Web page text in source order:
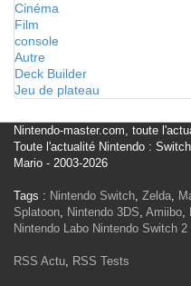
Cinéma
Film
console
Autre
Deck Builder
Jeu de plateau
Nintendo-master.com, toute
Toute l'actualité Nintendo :
Mario - 2003-2026
Tags : Nintendo Switch, Zelda,
Splatoon, Nintendo 3DS, Amiibo,
Nintendo Labo Nintendo Switch 2
RSS Actu, RSS Tests